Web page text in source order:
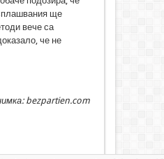
ще
вече са
че не
bezpartien.com